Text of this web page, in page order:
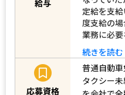
給与
定給を支
度支給の
業務に必
続きを読む
応募資格
普通自動
タクシー